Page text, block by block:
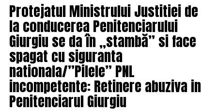
Protejatul Ministrului Justitiei de
la conducerea Penitenciarului
Giurgiu se da în „stambă” si face
spagat cu siguranta
nationala/”Pilele” PNL
incompetente: Retinere abuziva in
Penitenciarul Giurgiu